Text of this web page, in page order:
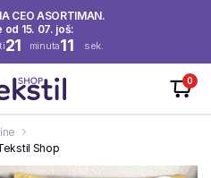
CEO ASORTIMAN.
od 15. 07. još:
21 minuta10 sek.
0
Shop